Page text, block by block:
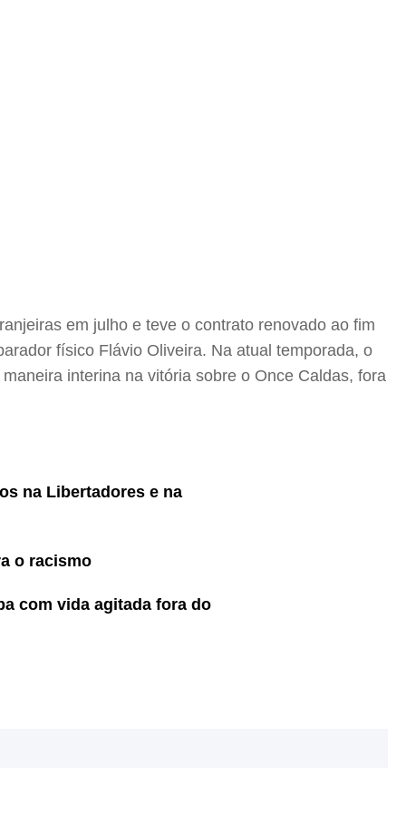
em julho e teve o contrato renovado ao fim
físico Flávio Oliveira. Na atual temporada, o
interina na vitória sobre o Once Caldas, fora
na Libertadores e na
o racismo
com vida agitada fora do